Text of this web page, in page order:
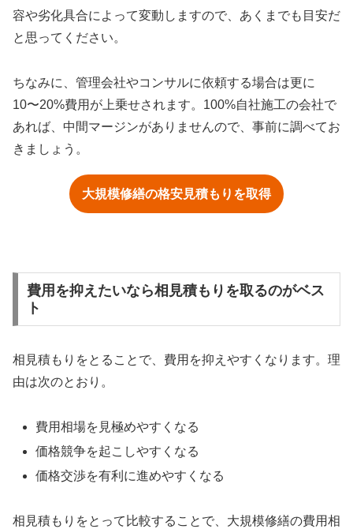
容や劣化具合によって変動しますので、あくまでも目安だ
と思ってください。
ちなみに、管理会社やコンサルに依頼する場合は更に
10〜20%費用が上乗せされます。100%自社施工の会社で
あれば、中間マージンがありませんので、事前に調べてお
きましょう。
大規模修繕の格安見積もりを取得
費用を抑えたいなら相見積もりを取るのがベス
ト
相見積もりをとることで、費用を抑えやすくなります。理
由は次のとおり。
費用相場を見極めやすくなる
価格競争を起こしやすくなる
価格交渉を有利に進めやすくなる
相見積もりをとって比較することで、大規模修繕の費用相